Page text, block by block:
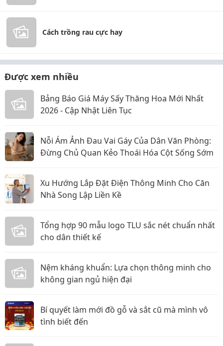
Cách trồng rau cực hay
Được xem nhiều
Bảng Báo Giá Máy Sấy Thăng Hoa Mới Nhất
2026 - Cập Nhật Liên Tục
Nỗi Ám Ảnh Đau Vai Gáy Của Dân Văn Phòng:
Đừng Chủ Quan Kẻo Thoái Hóa Cột Sống Sớm
Xu Hướng Lắp Đặt Điện Thông Minh Cho Căn
Nhà Song Lập Liền Kề
Tổng hợp 90 mẫu logo TLU sắc nét chuẩn nhất
cho dân thiết kế
Nệm kháng khuẩn: Lựa chọn thông minh cho
không gian ngủ hiện đại
Bí quyết làm mới đồ gỗ và sắt cũ mà mình vô
tình biết đến